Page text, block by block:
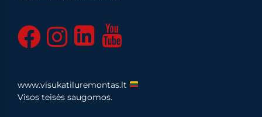
www.visukatiluremontas.lt
Visos teisės saugomos.